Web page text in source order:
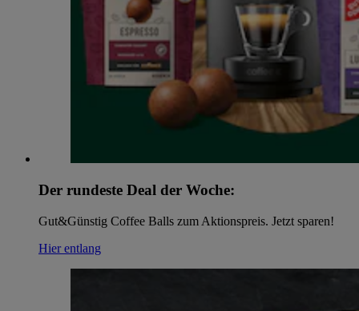
Der rundeste Deal der Woche:
Gut&Günstig Coffee Balls zum Aktionspreis. Jetzt sparen!
Hier entlang